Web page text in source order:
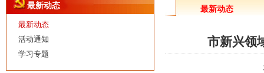
最新动态
最新动态
活动通知
学习专题
最新动态
市新兴领